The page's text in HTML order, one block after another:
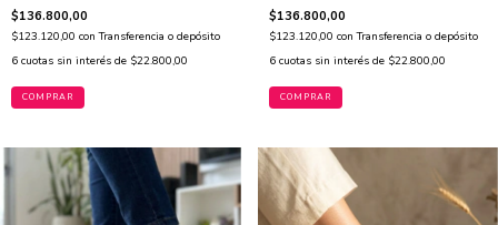
$136.800,00
$123.120,00 con Transferencia o depósito
6 cuotas sin interés de $22.800,00
COMPRAR
$136.800,00
$123.120,00 con Transferencia o depósito
6 cuotas sin interés de $22.800,00
COMPRAR